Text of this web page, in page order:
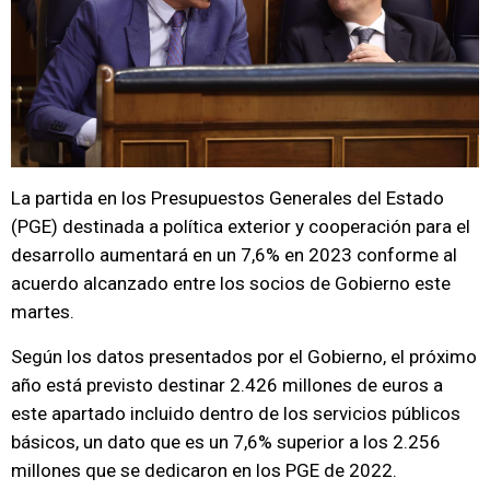
La partida en los Presupuestos Generales del Estado
(PGE) destinada a política exterior y cooperación para el
desarrollo aumentará en un 7,6% en 2023 conforme al
acuerdo alcanzado entre los socios de Gobierno este
martes.
Según los datos presentados por el Gobierno, el próximo
año está previsto destinar 2.426 millones de euros a
este apartado incluido dentro de los servicios públicos
básicos, un dato que es un 7,6% superior a los 2.256
millones que se dedicaron en los PGE de 2022.